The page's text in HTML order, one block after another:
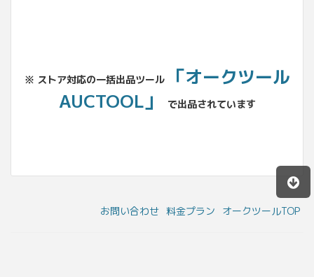
※ ストア対応の一括出品ツール
「オークツール
AUCTOOL」
で出品されています
お問い合わせ 料金プラン オークツールTOP